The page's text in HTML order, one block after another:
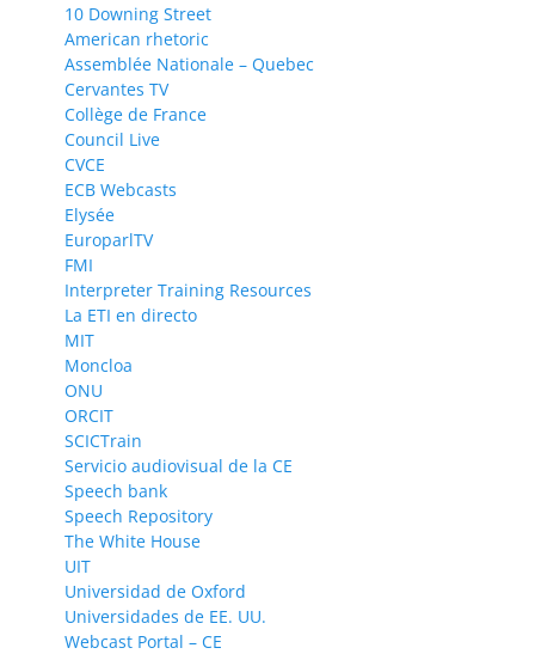
10 Downing Street
American rhetoric
Assemblée Nationale – Quebec
Cervantes TV
Collège de France
Council Live
CVCE
ECB Webcasts
Elysée
EuroparlTV
FMI
Interpreter Training Resources
La ETI en directo
MIT
Moncloa
ONU
ORCIT
SCICTrain
Servicio audiovisual de la CE
Speech bank
Speech Repository
The White House
UIT
Universidad de Oxford
Universidades de EE. UU.
Webcast Portal – CE